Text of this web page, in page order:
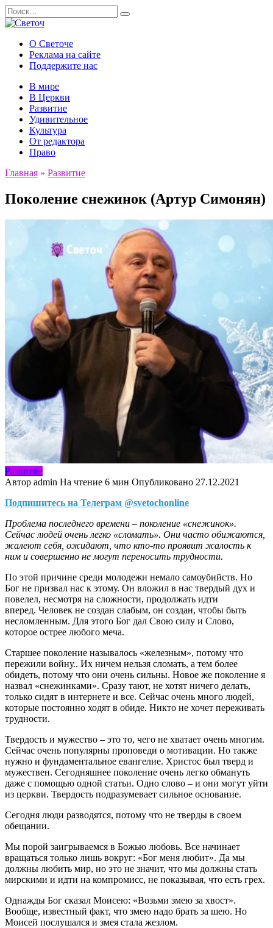
Перейти
к
Search
for:
О Светоче
Реклама на сайте
Поддержите нас
В мире
В Церкви
Развитие
Удивительное
Культура
От редактора
Право
Главная » Развитие
Поколение снежинок (Артур Симонян)
Развитие
Автор admin На чтение 6 мин Опубликовано 27.12.2021
Подпишитесь на Телеграм @svetochonline
Проблема последнего времени – поколение «снежинок».
Сейчас людей очень легко «сломать». Они часто обижаются,
жалеют себя, ожидают, что кто-то проявит жалость к
ним и совершенно не могут переносить трудности.
По этой причине среди молодежи немало самоубийств. Но
Бог не призвал нас к этому. Он вложил в нас твердый дух и
повелел, несмотря на сложности, продолжать идти
вперед. Человек не создан слабым, он создан, чтобы быть
несломленным. Для этого Бог дал Свою силу и Слово,
которое острее любого меча.
Старшее поколение называлось «железным», потому что
пережили войну.. Их ничем нельзя сломать, а тем более
обидеть, потому что они очень сильны. Новое же поколение я
назвал «снежинками». Сразу тают, не хотят ничего делать,
только сидят в интернете и все. Сейчас очень много людей,
которые постоянно ходят в обиде. Никто не хочет переживать
трудности.
Твердость и мужество – это то, чего не хватает очень многим.
Сейчас очень популярны проповеди о мотивации. Но также
нужно и фундаментальное евангелие. Христос был тверд и
мужествен. Сегодняшнее поколение очень легко обмануть
даже с помощью одной статьи. Одно слово – и они могут уйти
из церкви. Твердость подразумевает сильное основание.
Сегодня люди разводятся, потому что не тверды в своем
обещании.
Мы порой заигрываемся в Божью любовь. Все начинает
вращаться только лишь вокруг: «Бог меня любит». Да мы
должны любить мир, но это не значит, что мы должны стать
мирскими и идти на компромисс, не показывая, что есть грех.
Однажды Бог сказал Моисею: «Возьми змею за хвост».
Вообще, известный факт, что змею надо брать за шею. Но
Моисей послушался и змея стала жезлом.